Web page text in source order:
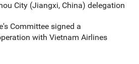
City (Jiangxi, China) delegation
Committee signed a
with Vietnam Airlines